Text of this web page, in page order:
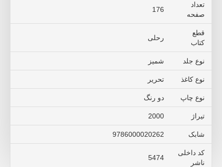
تعداد
صفحه
176
قطع
کتاب
رحلی
نوع جلد شمیز
نوع کاغذ تحریر
نوع چاپ دو رنگ
تیراژ 2000
شابک 9786000020262
کد داخلی
ناشر
5474